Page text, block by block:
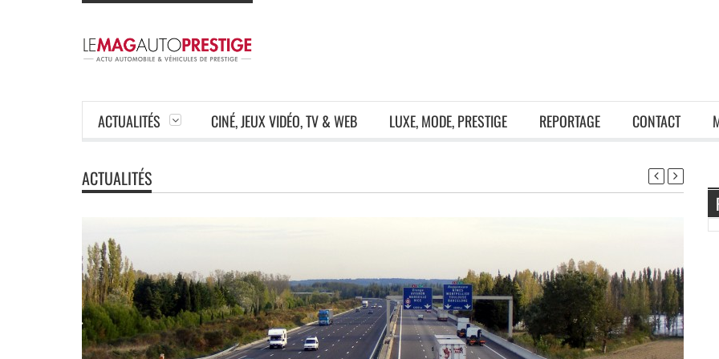
ACTUALITÉS CINÉ, JEUX VIDÉO, TV & WEB LUXE, MODE, PRESTIGE REPORTAGE CONTACT
ACTUALITÉS